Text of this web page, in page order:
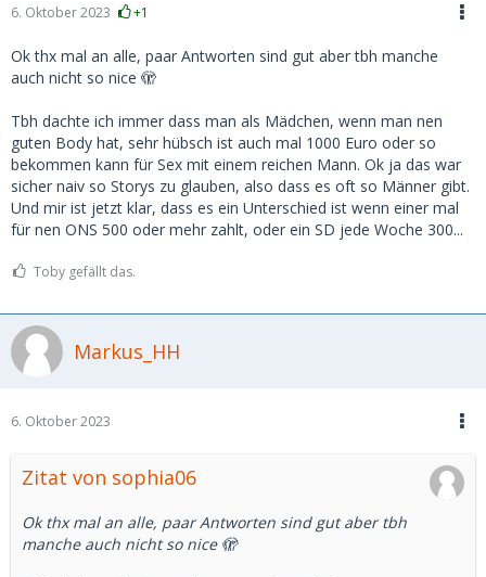
6. Oktober 2023 +1
Ok thx mal an alle, paar Antworten sind gut aber tbh manche
auch nicht so nice 🫣
Tbh dachte ich immer dass man als Mädchen, wenn man nen
guten Body hat, sehr hübsch ist auch mal 1000 Euro oder so
bekommen kann für Sex mit einem reichen Mann. Ok ja das war
sicher naiv so Storys zu glauben, also dass es oft so Männer gibt.
Und mir ist jetzt klar, dass es ein Unterschied ist wenn einer mal
für nen ONS 500 oder mehr zahlt, oder ein SD jede Woche 300...
Toby gefällt das.
Markus_HH
6. Oktober 2023
Zitat von sophia06
Ok thx mal an alle, paar Antworten sind gut aber tbh
manche auch nicht so nice 🫣